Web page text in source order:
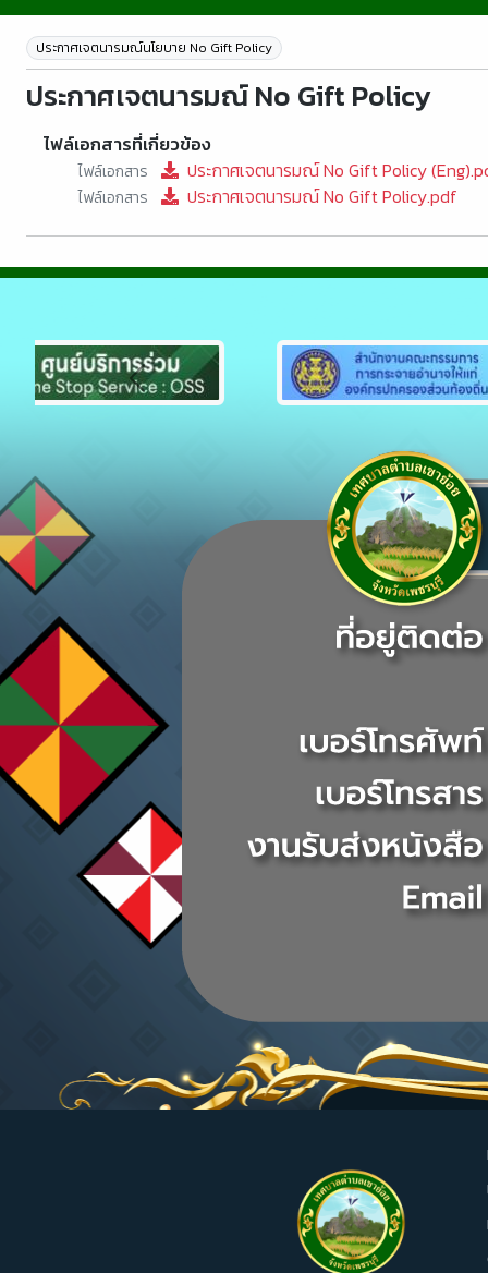
ประกาศเจตนารมณ์นโยบาย No Gift Policy
ประกาศเจตนารมณ์ No Gift Policy
ไฟล์เอกสารที่เกี่ยวข้อง
ไฟล์เอกสาร ประกาศเจตนารมณ์ No Gift Policy
ไฟล์เอกสาร ประกาศเจตนารมณ์ No Gift Policy.pdf
Previous